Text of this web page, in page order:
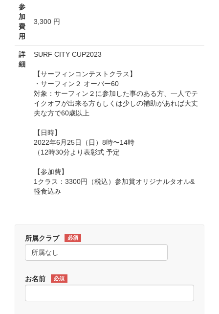
参
加
費
用
3,300 円
詳
細
SURF CITY CUP2023
【サーフィンコンテストクラス】
・サーフィン２ オーバー60
対象：サーフィン２に参加した事のある方、一人でテ
イクオフが出来る方もしくは少しの補助があれば大丈
夫な方で60歳以上
【日時】
2022年6月25日（日）8時〜14時
（12時30分より表彰式 予定
【参加費】
1クラス：3300円（税込）参加賞オリジナルタオル&
軽食込み
所属クラブ 必須
お名前 必須